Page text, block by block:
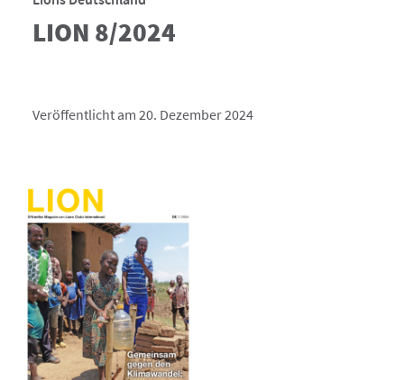
LION 8/2024
Veröffentlicht am 20. Dezember 2024